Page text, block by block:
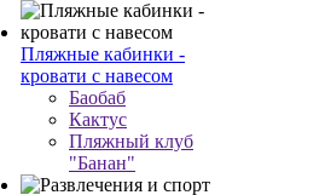
Пляжные кабинки -
кровати с навесом
Баобаб
Кактус
Пляжный клуб
"Банан"